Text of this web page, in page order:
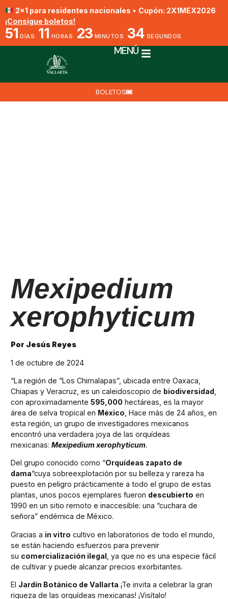
2x1 para residentes nacionales • Cupón: 2X1MEX2026
¡Consigue boletos!
51 DÍAS 11 HORAS 23 MINUTOS 34 SEGUNDOS
MENÚ
BOLETOS
Mexipedium
xerophyticum
Por Jesús Reyes
1 de octubre de 2024
“La región de ”Los Chimalapas”, ubicada entre Oaxaca,
Chiapas y Veracruz, es un caleidoscopio de biodiversidad
con aproximadamente595,000 hectáreas, es la mayor
área de selva tropical en México , Hace más de 24 años, en
esta región, un grupo de investigadores mexicanos
encontró una verdadera joya de las orquídeas
mexicanas:Mexipedium xerophyticum.
Del grupo conocido como “Orquídeas zapato de
dama“cuya sobreexplotación por su belleza y rareza ha
puesto en peligro prácticamente a todo el grupo de estas
plantas, unos pocos ejemplares fueron descubierto en
1990 en un sitio remoto e inaccesible: una “cuchara de
señora” endémica de México.
Gracias a in vitro cultivo en laboratorios de todo el mundo,
se están haciendo esfuerzos para prevenir
su comercialización ilegal , ya que no es una especie fácil
de cultivar y puede alcanzar precios exorbitantes.
El Jardín Botánico de Vallarta ¡Te invita a celebrar la gran
riqueza de las orquídeas mexicanas! ¡Visítalo!